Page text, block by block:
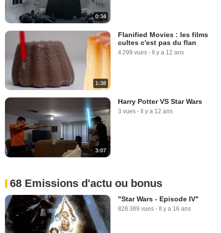
0:34
1:38
Flanified Movies : les films
cultes c'est pas du flan
4 299 vues - Il y a 12 ans
3:07
Harry Potter VS Star Wars
3 vues - Il y a 12 ans
68 Emissions d'actu ou bonus
"Star Wars - Episode IV"
826 389 vues - Il y a 16 ans